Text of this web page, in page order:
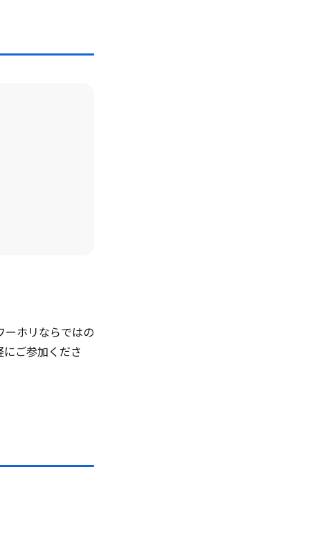
ーホリならではの
ご参加くださ